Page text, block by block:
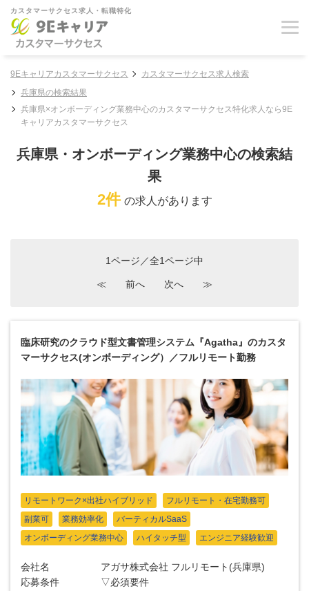
カスタマーサクセス求人・転職特化
9Eキャリアカスタマーサクセス
カスタマーサクセス求人検索
兵庫県の検索結果
兵庫県×オンボーディング業務中心のカスタマーサクセス特化求人なら9E
キャリアカスタマーサクセス
兵庫県・オンボーディング業務中心の検索結
果
2件 の求人があります
1ページ／全1ページ中
≪ 前へ 次へ ≫
臨床研究のクラウド型文書管理システム『Agatha』のカスタ
マーサクセス(オンボーディング）／フルリモート勤務
リモートワーク×出社ハイブリッド
フルリモート・在宅勤務可
副業可
業務効率化
バーティカルSaaS
オンボーディング業務中心
ハイタッチ型 エンジニア経験歓迎
会社名
アガサ株式会社 フルリモート(兵庫県)
応募条件
▽必須要件